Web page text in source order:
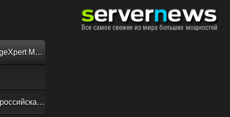
Обзор «малолитражного суперкомпьютера» MSI EdgeXpert MS-C931
Своевременная доставка до последнего байта: как российская сеть Curator CDN совмещает скорость, безопасность и гибкость управления